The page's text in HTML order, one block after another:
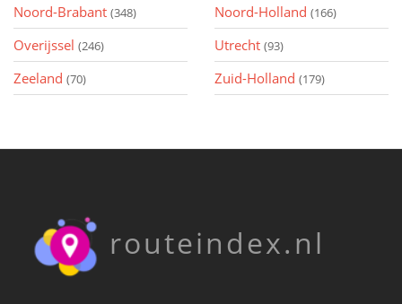
Noord-Brabant (348) Noord-Holland (166)
Overijssel (246) Utrecht (93)
Zeeland (70) Zuid-Holland (179)
routeindex.nl